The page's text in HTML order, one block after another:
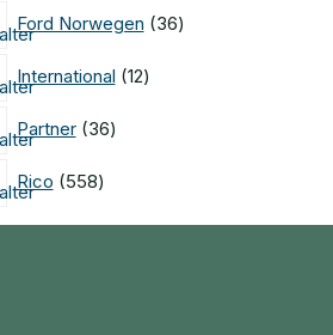
Ford Norwegen
3636
Produkte
International 1212
Produkte
Partner
3636
Produkte
Rico
558558
Produkte